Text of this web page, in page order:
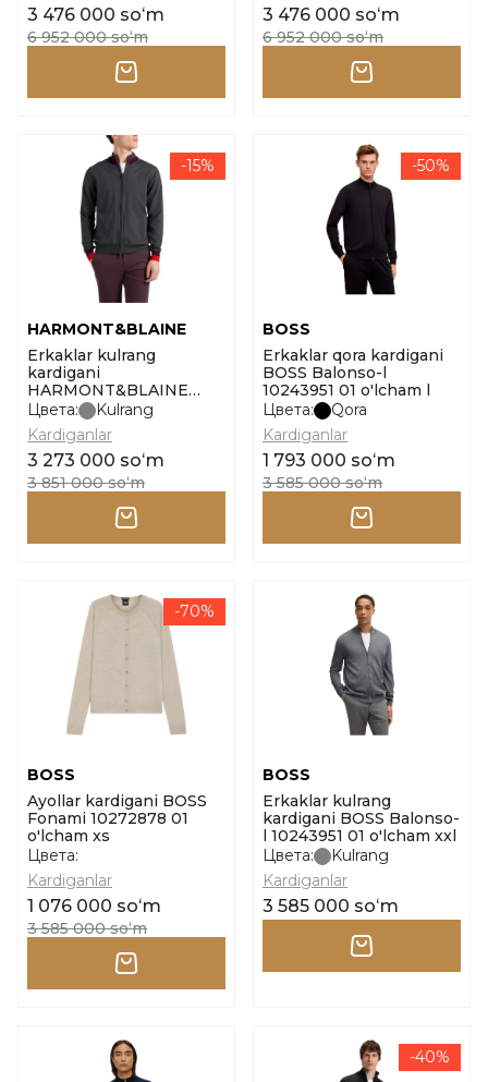
3 476 000 soʻm
6 952 000 soʻm
3 476 000 soʻm
6 952 000 soʻm
-15%
HARMONT&BLAINE
Erkaklar kulrang
kardigani
HARMONT&BLAINE
Knitwear_full zip nastro
interno o'lcham l
Цвета:
Kulrang
Kardiganlar
3 273 000 soʻm
3 851 000 soʻm
-50%
BOSS
Erkaklar qora kardigani
BOSS Balonso-l
10243951 01 o'lcham l
Цвета:
Qora
Kardiganlar
1 793 000 soʻm
3 585 000 soʻm
-70%
BOSS
Ayollar kardigani BOSS
Fonami 10272878 01
o'lcham xs
Цвета:
Kardiganlar
1 076 000 soʻm
3 585 000 soʻm
BOSS
Erkaklar kulrang
kardigani BOSS Balonso-
l 10243951 01 o'lcham xxl
Цвета:
Kulrang
Kardiganlar
3 585 000 soʻm
-40%